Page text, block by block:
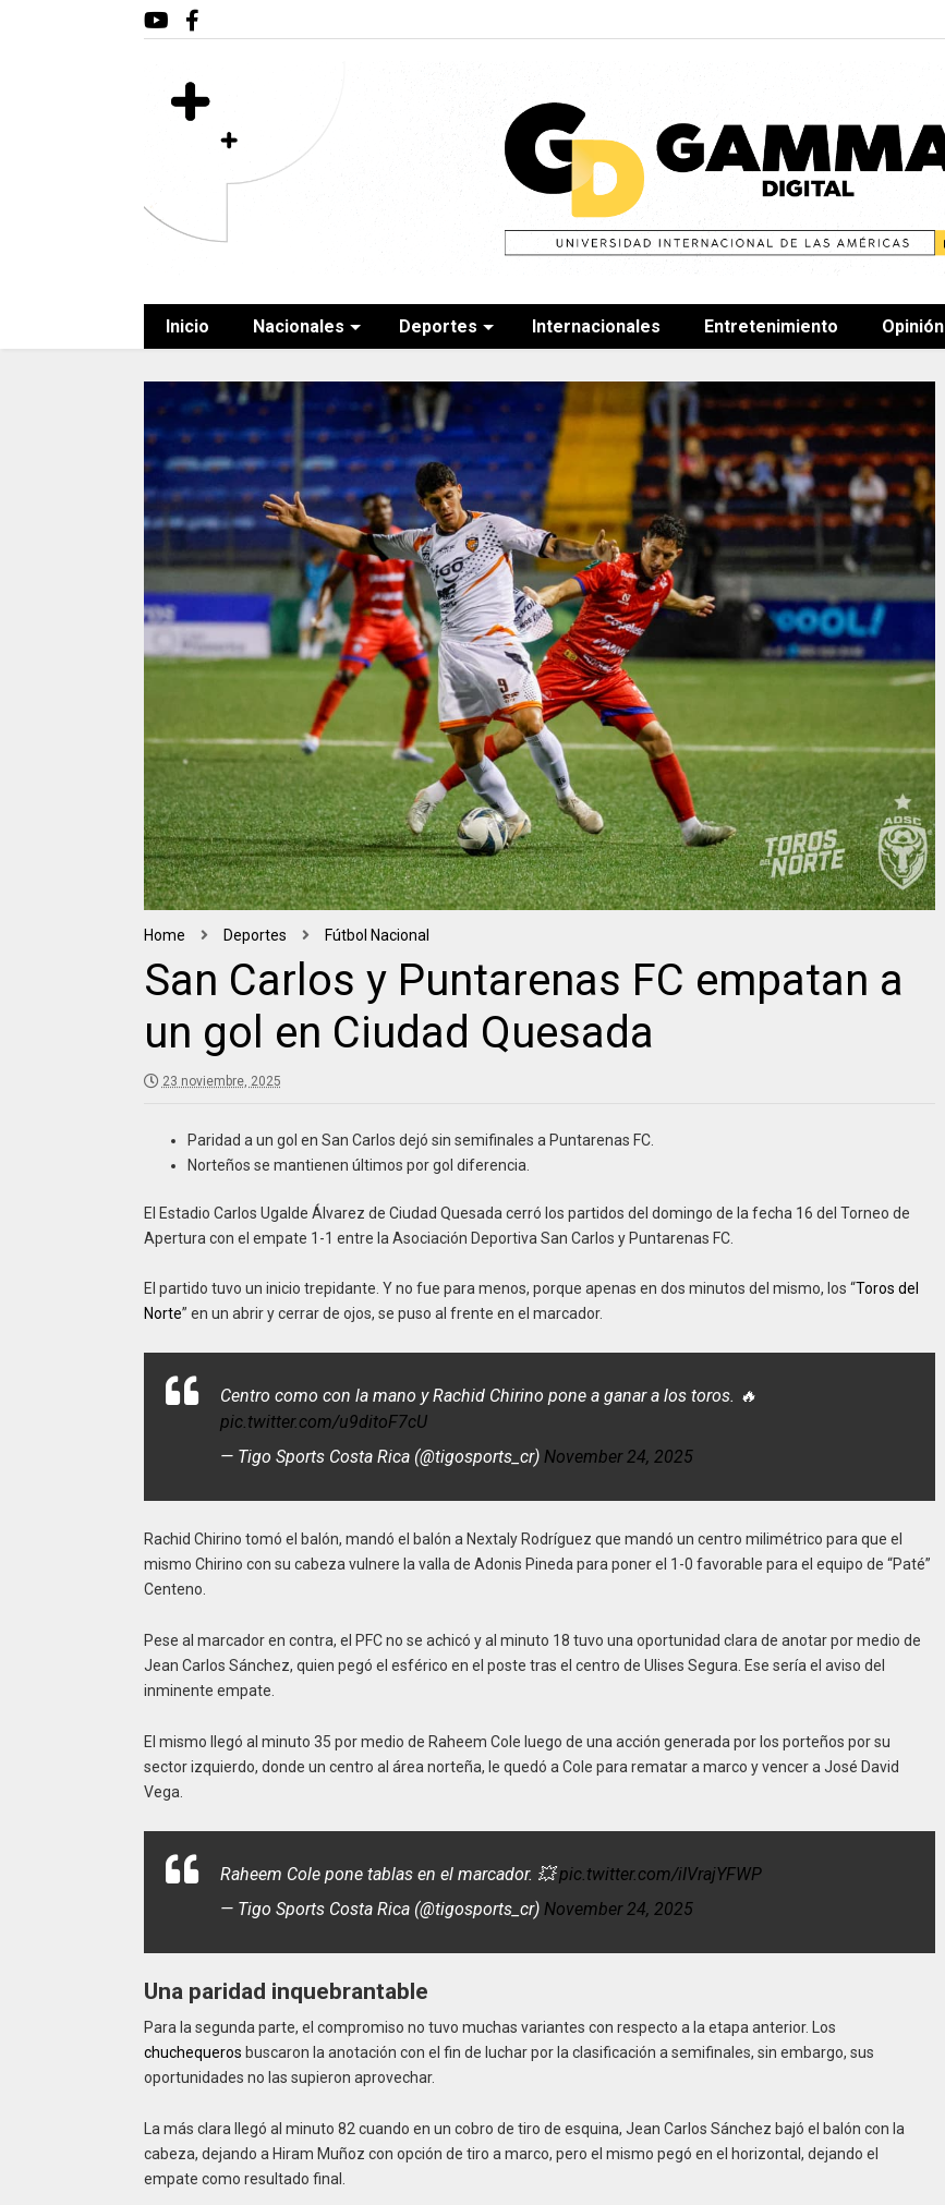
Inicio Nacionales Deportes Internacionales Entretenimiento Opinión
Home Deportes Fútbol Nacional
San Carlos y Puntarenas FC empatan a
un gol en Ciudad Quesada
23 noviembre, 2025
Paridad a un gol en San Carlos dejó sin semifinales a Puntarenas FC.
Norteños se mantienen últimos por gol diferencia.
El Estadio Carlos Ugalde Álvarez de Ciudad Quesada cerró los partidos del domingo de la fecha 16 del Torneo de
Apertura con el empate 1-1 entre la Asociación Deportiva San Carlos y Puntarenas FC.
El partido tuvo un inicio trepidante. Y no fue para menos, porque apenas en dos minutos del mismo, los “Toros del
Norte” en un abrir y cerrar de ojos, se puso al frente en el marcador.
Centro como con la mano y Rachid Chirino pone a ganar a los toros. 🔥
pic.twitter.com/u9ditoF7cU
— Tigo Sports Costa Rica (@tigosports_cr) November 24, 2025
Rachid Chirino tomó el balón, mandó el balón a Nextaly Rodríguez que mandó un centro milimétrico para que el
mismo Chirino con su cabeza vulnere la valla de Adonis Pineda para poner el 1-0 favorable para el equipo de “Paté”
Centeno.
Pese al marcador en contra, el PFC no se achicó y al minuto 18 tuvo una oportunidad clara de anotar por medio de
Jean Carlos Sánchez, quien pegó el esférico en el poste tras el centro de Ulises Segura. Ese sería el aviso del
inminente empate.
El mismo llegó al minuto 35 por medio de Raheem Cole luego de una acción generada por los porteños por su
sector izquierdo, donde un centro al área norteña, le quedó a Cole para rematar a marco y vencer a José David
Vega.
Raheem Cole pone tablas en el marcador. 💥pic.twitter.com/iIVrajYFWP
— Tigo Sports Costa Rica (@tigosports_cr) November 24, 2025
Una paridad inquebrantable
Para la segunda parte, el compromiso no tuvo muchas variantes con respecto a la etapa anterior. Los
chuchequeros buscaron la anotación con el fin de luchar por la clasificación a semifinales, sin embargo, sus
oportunidades no las supieron aprovechar.
La más clara llegó al minuto 82 cuando en un cobro de tiro de esquina, Jean Carlos Sánchez bajó el balón con la
cabeza, dejando a Hiram Muñoz con opción de tiro a marco, pero el mismo pegó en el horizontal, dejando el
empate como resultado final.